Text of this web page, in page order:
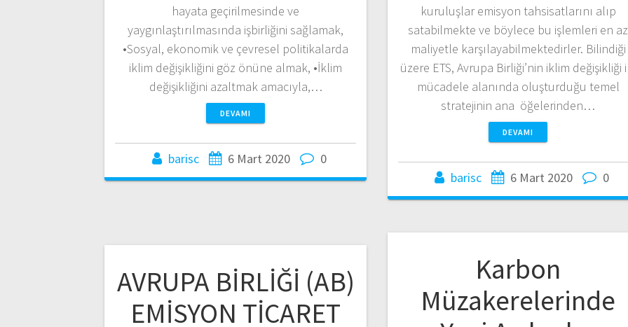
hayata geçirilmesinde ve
yaygınlaştırılmasında işbirliğini sağlamak,
•Sosyal, ekonomik ve çevresel politikalarda
iklim değişikliğini göz önüne almak, •İklim
değişikliğini azaltmak amacıyla,…
DEVAMI
barisc 6 Mart 2020 0
kuruluşlar emisyon tahsisatlarını alıp
satabilmekte ve böylece bu işlemleri en az
maliyetle karşılayabilmektedirler. Bilindiği
üzere ETS, Avrupa Birliği’nin iklim değişikliği
mücadele alanında oluşturduğu temel
stratejinin ana öğelerinden…
DEVAMI
barisc 6 Mart 2020 0
Karbon
Müzakerelerinde
AVRUPA BİRLİĞİ (AB)
EMİSYON TİCARET